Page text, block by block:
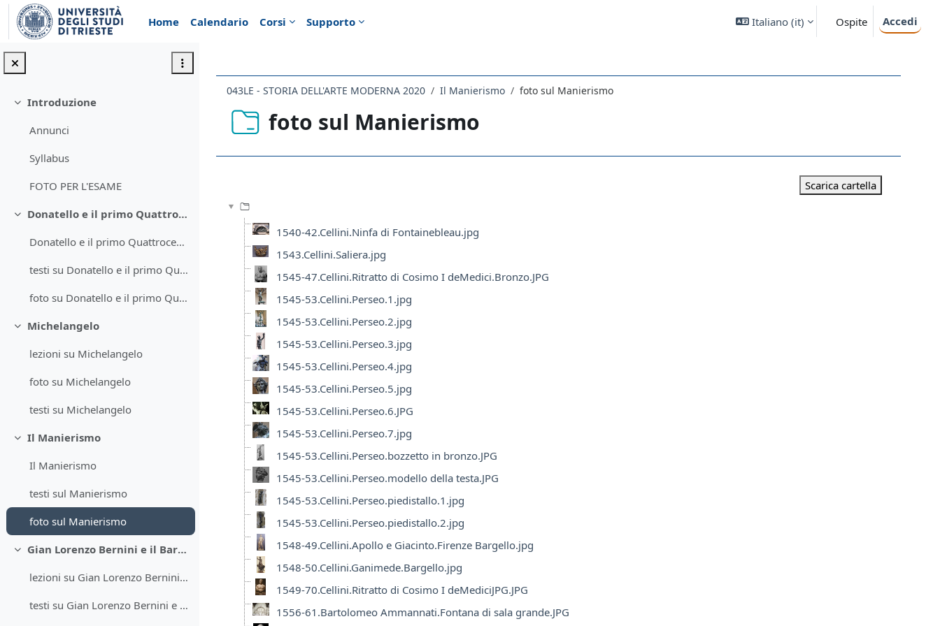
Vai al contenuto principale
Home
Calendario Corsi Supporto Italiano ‎(it)‎ Ospite Accedi
Minimizza
Introduzione
Annunci
Syllabus
FOTO PER L'ESAME
Minimizza
Donatello e il primo Quattrocento
Donatello e il primo Quattrocento
testi su Donatello e il primo Quattrocento
foto su Donatello e il primo Quattrocento
Minimizza
Michelangelo
lezioni su Michelangelo
foto su Michelangelo
testi su Michelangelo
Minimizza
Il Manierismo
Il Manierismo
testi sul Manierismo
foto sul Manierismo
Minimizza
Gian Lorenzo Bernini e il Barocco
lezioni su Gian Lorenzo Bernini e il Barocco
testi su Gian Lorenzo Bernini e il Barocco
043LE - STORIA DELL'ARTE MODERNA 2020 Il Manierismo foto sul Manierismo
foto sul Manierismo
Scarica cartella
1540-42.Cellini.Ninfa di Fontainebleau.jpg
1543.Cellini.Saliera.jpg
1545-47.Cellini.Ritratto di Cosimo I deMedici.Bronzo.JPG
1545-53.Cellini.Perseo.1.jpg
1545-53.Cellini.Perseo.2.jpg
1545-53.Cellini.Perseo.3.jpg
1545-53.Cellini.Perseo.4.jpg
1545-53.Cellini.Perseo.5.jpg
1545-53.Cellini.Perseo.6.JPG
1545-53.Cellini.Perseo.7.jpg
1545-53.Cellini.Perseo.bozzetto in bronzo.JPG
1545-53.Cellini.Perseo.modello della testa.JPG
1545-53.Cellini.Perseo.piedistallo.1.jpg
1545-53.Cellini.Perseo.piedistallo.2.jpg
1548-49.Cellini.Apollo e Giacinto.Firenze Bargello.jpg
1548-50.Cellini.Ganimede.Bargello.jpg
1549-70.Cellini.Ritratto di Cosimo I deMediciJPG.JPG
1556-61.Bartolomeo Ammannati.Fontana di sala grande.JPG